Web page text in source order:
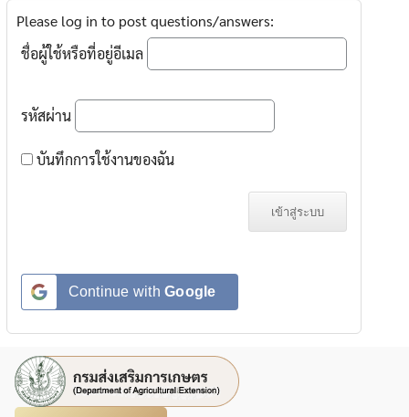
Please log in to post questions/answers:
ชื่อผู้ใช้หรือที่อยู่อีเมล
รหัสผ่าน
บันทึกการใช้งานของฉัน
Continue with Google